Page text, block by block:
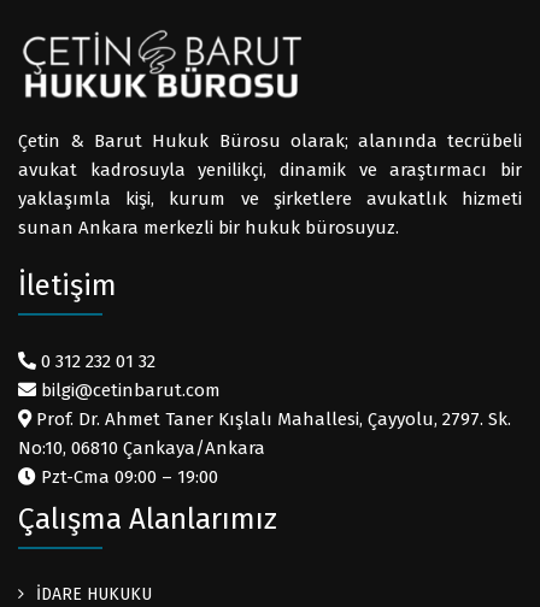
Çetin & Barut Hukuk Bürosu olarak; alanında tecrübeli
avukat kadrosuyla yenilikçi, dinamik ve araştırmacı bir
yaklaşımla kişi, kurum ve şirketlere avukatlık hizmeti
sunan Ankara merkezli bir hukuk bürosuyuz.
İletişim
0 312 232 01 32
bilgi@cetinbarut.com
Prof. Dr. Ahmet Taner Kışlalı Mahallesi, Çayyolu, 2797. Sk.
No:10, 06810 Çankaya/Ankara
Pzt-Cma 09:00 – 19:00
Çalışma Alanlarımız
İDARE HUKUKU